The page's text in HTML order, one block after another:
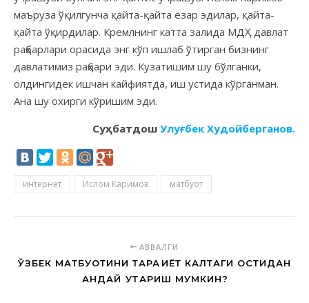
маъруза ўқилгунча қайта-қайта ёзар эдилар, қайта-
қайта ўқирдилар. Кремлнинг катта залида МДҲ давлат
раҳбарлари орасида энг кўп ишлаб ўтирган бизнинг
давлатимиз раҳбари эди. Кузатишим шу бўлганки,
олдингидек ишчан кайфиятда, иш устида кўрганман.
Ана шу охирги кўришим эди.
Суҳбатдош Улуғбек Худойберганов.
интернет Ислом Каримов матбуот
АВВАЛГИ
ЎЗБЕК МАТБУОТИНИ ТАРАҚҚИЁТ КАЛТАГИ ОСТИДАН
ҚАНДАЙ ҚУТҚАРИШ МУМКИН?